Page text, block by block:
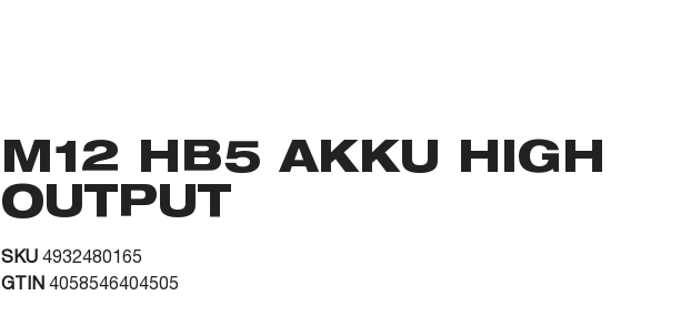
M12 HB5 AKKU HIGH
OUTPUT
SKU 4932480165
GTIN 4058546404505